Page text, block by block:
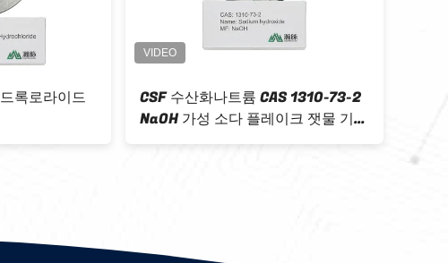
124-41-4
소듐 포름알
CAS 5700-49-2 화학 중간 물질 99
에틸 디아모늄 다이오다이드